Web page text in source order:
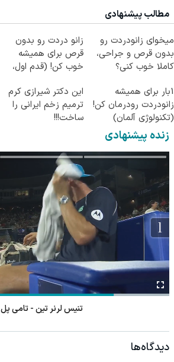
مطالب پیشنهادی
میخوای زانودردت رو
بدون قرص و جراحی،
کاملا خوب کنی؟
زانو دردت رو بدون
قرص برای همیشه
خوب کن! (قدم اول،
1بار برای همیشه
زانودردت رودرمان کن!
(تکنولوژی آلمان)
◂پرسشنامه▸
این دکتر شیرازی کرم
ترمیم زخم ایرانی را
ساخت!!!
زنده پیشنهادی
تنیس لرنر تین - تامی پل
دیدگاه‌ها